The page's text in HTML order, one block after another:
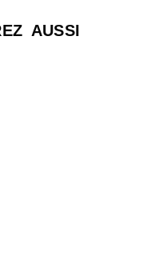
AUSSI